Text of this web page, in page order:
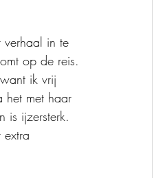
verhaal in te
op de reis.
het met haar
is ijzersterk.